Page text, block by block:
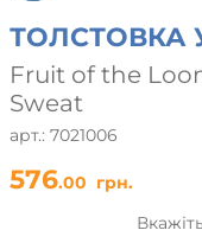
ТОЛСТОВКА
Fruit of the
Sweat
арт.: 7021006
576.00 грн.